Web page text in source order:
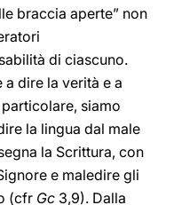
braccia aperte” non
di ciascuno.
dire la verità e a
siamo
la lingua dal male
la Scrittura, con
e maledire gli
(cfr Gc 3,9). Dalla